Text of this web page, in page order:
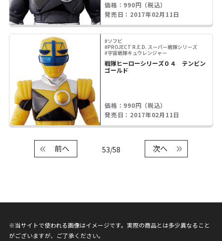
価格：990円（税込）
発売日：2017年02月11日
#ソフビ
#PROJECT R.E.D. スーパー戦隊シリーズ
#宇宙戦隊キュウレンジャー
戦隊ヒーローシリーズ０４ テンビン
ゴールド
価格：990円（税込）
発売日：2017年02月11日
53/58
前へ 次へ
※当サイトで使われる画像はイメージです。実際の商品とは多少異なること
がございますが、ご了承ください。